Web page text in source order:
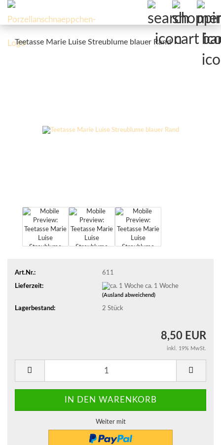
Teetasse Marie Luise Streublume blauer Rand
Art.Nr.: 611
Lieferzeit: ca. 1 Woche
(Ausland abweichend)
Lagerbestand: 2 Stück
8,50 EUR
inkl. 19% MwSt.
Weiter mit